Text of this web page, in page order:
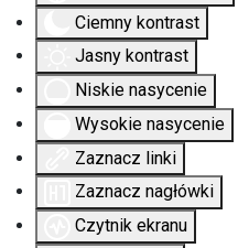
Ciemny kontrast
Jasny kontrast
Niskie nasycenie
Wysokie nasycenie
Zaznacz linki
Zaznacz nagłówki
Czytnik ekranu